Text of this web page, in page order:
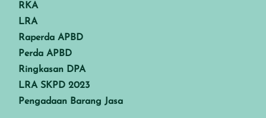
RKA
LRA
Raperda APBD
Perda APBD
Ringkasan DPA
LRA SKPD 2023
Pengadaan Barang Jasa